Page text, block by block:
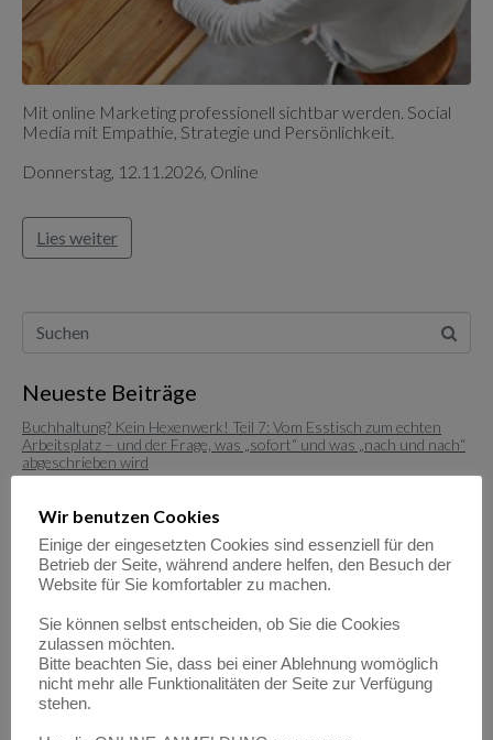
Mit online Marketing professionell sichtbar werden. Social
Media mit Empathie, Strategie und Persönlichkeit.
Donnerstag, 12.11.2026, Online
Lies weiter
Neueste Beiträge
Buchhaltung? Kein Hexenwerk! Teil 7: Vom Esstisch zum echten
Arbeitsplatz – und der Frage, was „sofort“ und was „nach und nach“
abgeschrieben wird
dem Mut zum „Abschicken“
Buchhaltung? Kein Hexenwerk! Teil 4: Von Privateinlagen und der
Magie der Automatisierung
Buchhaltung? Kein Hexenwerk! Teil 3: Von Konten-Chaos und
Buchhaltungs-Glück
Neueste Kommentare
Wir benutzen Cookies
Einige der eingesetzten Cookies sind essenziell für den
Betrieb der Seite, während andere helfen, den Besuch der
Website für Sie komfortabler zu machen.
Sie können selbst entscheiden, ob Sie die Cookies
zulassen möchten.
Bitte beachten Sie, dass bei einer Ablehnung womöglich
nicht mehr alle Funktionalitäten der Seite zur Verfügung
stehen.